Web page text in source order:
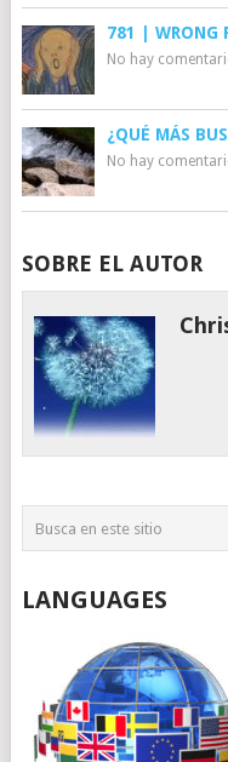
781 | WRONG
No hay
¿QUÉ MÁS
No hay
SOBRE EL AUTOR
LANGUAGES